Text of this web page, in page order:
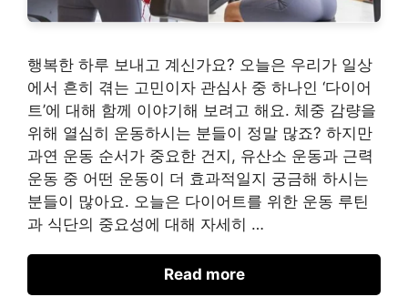
행복한 하루 보내고 계신가요? 오늘은 우리가 일상
에서 흔히 겪는 고민이자 관심사 중 하나인 ‘다이어
트’에 대해 함께 이야기해 보려고 해요. 체중 감량을
위해 열심히 운동하시는 분들이 정말 많죠? 하지만
과연 운동 순서가 중요한 건지, 유산소 운동과 근력
운동 중 어떤 운동이 더 효과적일지 궁금해 하시는
분들이 많아요. 오늘은 다이어트를 위한 운동 루틴
과 식단의 중요성에 대해 자세히 …
Read more